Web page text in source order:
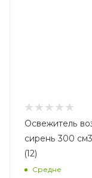
Освежитель
сирень 300
(12)
Средне